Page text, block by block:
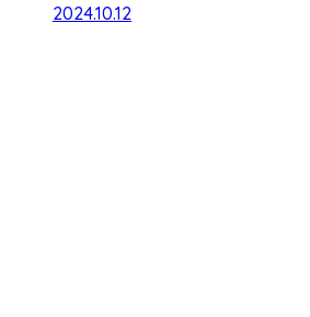
2024.10.12